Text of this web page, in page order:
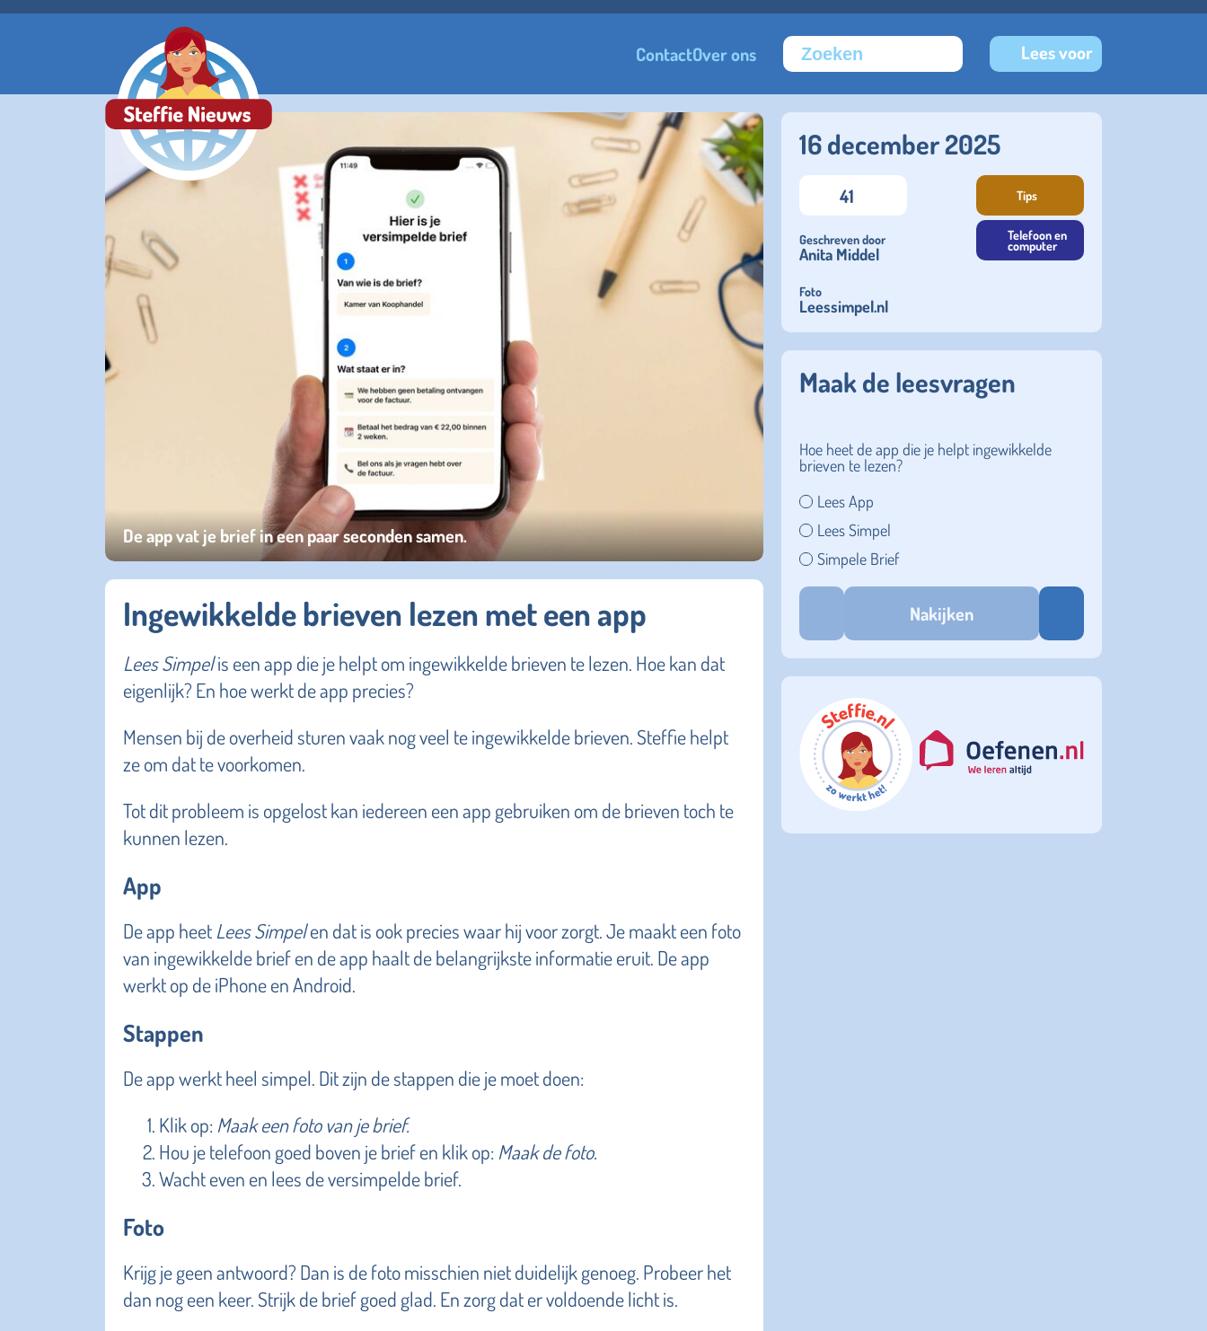
ContactOver ons Lees voor
De app vat je brief in een paar seconden samen.
Ingewikkelde brieven lezen met een app
Lees Simpelis een app die je helpt om ingewikkelde brieven te lezen. Hoe kan dat
eigenlijk? En hoe werkt de app precies?
Mensen bij de overheid sturen vaak nog veel te ingewikkelde brieven. Steffie helpt
ze om dat te voorkomen.
Tot dit probleem is opgelost kan iedereen een app gebruiken om de brieven toch te
kunnen lezen.
App
De app heet Lees Simpelen dat is ook precies waar hij voor zorgt. Je maakt een foto
van ingewikkelde brief en de app haalt de belangrijkste informatie eruit. De app
werkt op de iPhone en Android.
Stappen
De app werkt heel simpel. Dit zijn de stappen die je moet doen:
Klik op: Maak een foto van je brief.
Hou je telefoon goed boven je brief en klik op: Maak de foto.
Wacht even en lees de versimpelde brief.
Foto
Krijg je geen antwoord? Dan is de foto misschien niet duidelijk genoeg. Probeer het
dan nog een keer. Strijk de brief goed glad. En zorg dat er voldoende licht is.
16 december 2025
41
Geschreven door
Anita Middel
Foto
Leessimpel.nl
Tips
Telefoon en
computer
Maak de leesvragen
Hoe heet de app die je helpt ingewikkelde
brieven te lezen?
Lees App
Lees Simpel
Simpele Brief
Nakijken